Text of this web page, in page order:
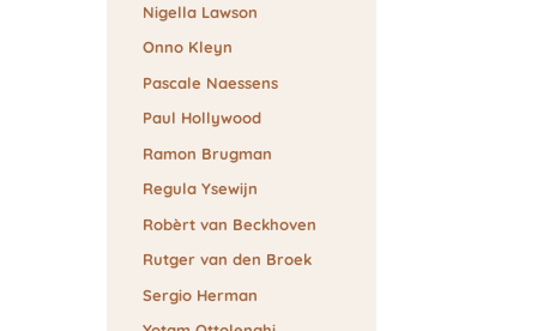
Nigella Lawson
Onno Kleyn
Pascale Naessens
Paul Hollywood
Ramon Brugman
Regula Ysewijn
Robèrt van Beckhoven
Rutger van den Broek
Sergio Herman